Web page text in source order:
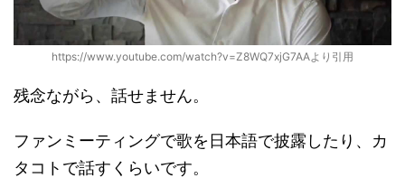
https://www.youtube.com/watch?v=Z8WQ7xjG7AAより引用
残念ながら、話せません。
ファンミーティングで歌を日本語で披露したり、カ
タコトで話すくらいです。